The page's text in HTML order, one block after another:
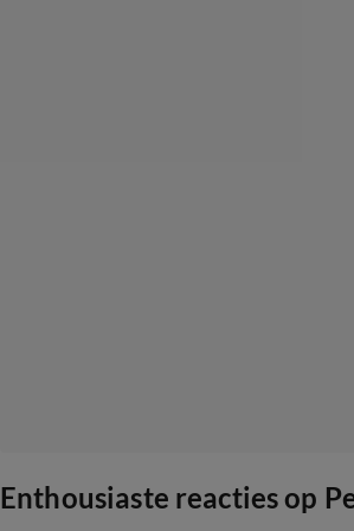
Enthousiaste reacties op